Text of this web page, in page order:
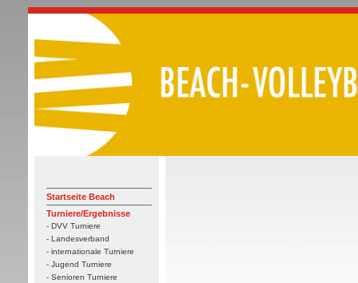
Startseite Beach
Turniere/Ergebnisse
- DVV Turniere
- Landesverband
- internationale Turniere
- Jugend Turniere
- Senioren Turniere